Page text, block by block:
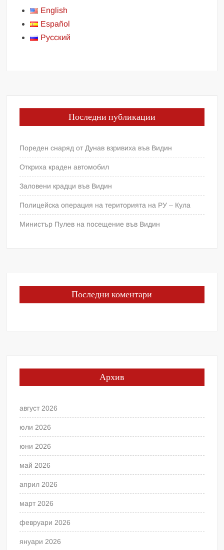
English
Español
Русский
Последни публикации
Пореден снаряд от Дунав взривиха във Видин
Откриха краден автомобил
Заловени крадци във Видин
Полицейска операция на територията на РУ – Кула
Министър Пулев на посещение във Видин
Последни коментари
Архив
август 2026
юли 2026
юни 2026
май 2026
април 2026
март 2026
февруари 2026
януари 2026